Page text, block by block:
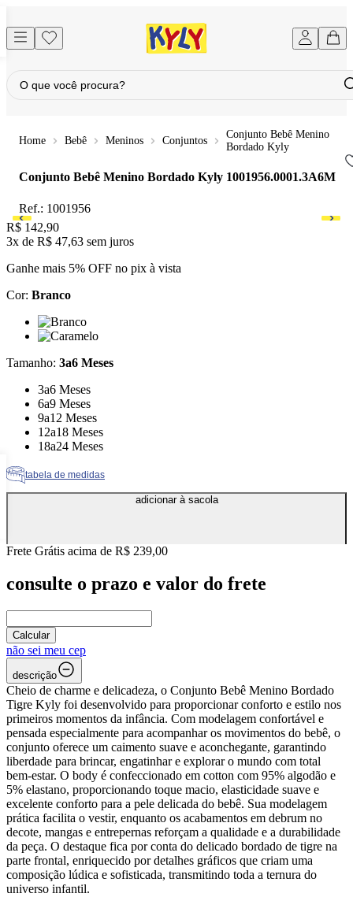
Bebê Meninos Conjuntos
Conjunto Bebê Menino
Bordado Kyly
Conjunto Bebê Menino Bordado Kyly 1001956.0001.3A6M
Ref.: 1001956
Price:
R$ 142,90
3x de R$ 47,63 sem juros
Ganhe mais 5% OFF no pix à vista
Cor: Branco
Cor: Branco
Cor: Caramelo
Tamanho: 3a6 Meses
Tamanho: 3a6 Meses
3a6 Meses
Tamanho: 6a9 Meses
6a9 Meses
Tamanho: 9a12 Meses
9a12 Meses
Tamanho: 12a18 Meses
12a18 Meses
Tamanho: 18a24 Meses
18a24 Meses
tabela de medidas
adicionar à sacola
Frete Grátis acima de R$ 239,00
consulte o prazo e valor do frete
Calcular
não sei meu cep
descrição
Cheio de charme e delicadeza, o Conjunto Bebê Menino Bordado
Tigre Kyly foi desenvolvido para proporcionar conforto e estilo nos
primeiros momentos da infância. Com modelagem confortável e
pensada especialmente para acompanhar os movimentos do bebê, o
conjunto oferece um caimento suave e aconchegante, garantindo
liberdade para brincar, engatinhar e explorar o mundo com total
bem-estar. O body é confeccionado em cotton com 95% algodão e
5% elastano, proporcionando toque macio, elasticidade suave e
excelente conforto para a pele delicada do bebê. Sua modelagem
prática facilita o vestir, enquanto os acabamentos em debrum no
decote, mangas e entrepernas reforçam a qualidade e a durabilidade
da peça. O destaque fica por conta do delicado bordado de tigre na
parte frontal, enriquecido por detalhes gráficos que criam uma
composição lúdica e sofisticada, transmitindo toda a ternura do
universo infantil.